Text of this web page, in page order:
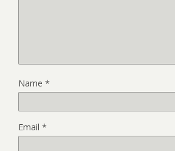
Name *
Email *